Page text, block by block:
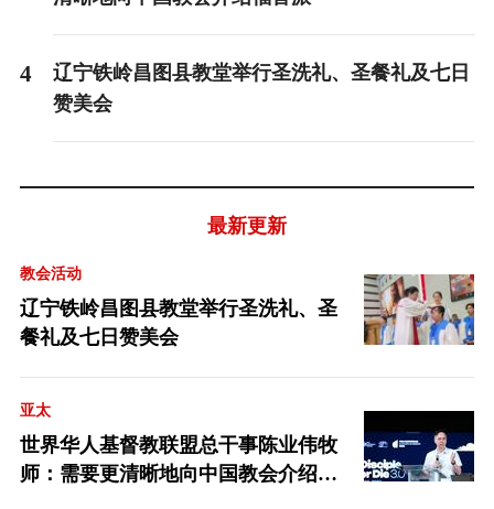
4
辽宁铁岭昌图县教堂举行圣洗礼、圣餐礼及七日
赞美会
最新更新
教会活动
辽宁铁岭昌图县教堂举行圣洗礼、圣
餐礼及七日赞美会
亚太
世界华人基督教联盟总干事陈业伟牧
师：需要更清晰地向中国教会介绍福